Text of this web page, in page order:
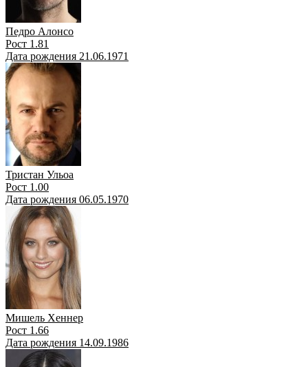
Педро Алонсо
Рост 1.81
Дата рождения 21.06.1971
Тристан Ульоа
Рост 1.00
Дата рождения 06.05.1970
Мишель Хеннер
Рост 1.66
Дата рождения 14.09.1986